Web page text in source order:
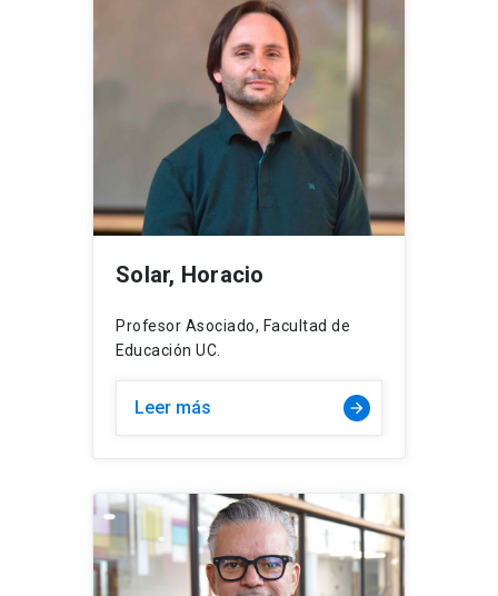
Solar, Horacio
Profesor Asociado, Facultad de
Educación UC.
Leer más